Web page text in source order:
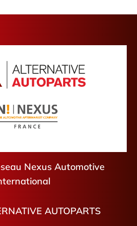
Nexus Automotive
AUTOPARTS